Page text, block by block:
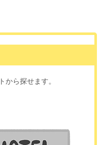
ら探せます。